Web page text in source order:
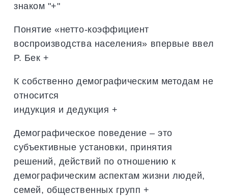
знаком "+"
Понятие «нетто-коэффициент
воспроизводства населения» впервые ввел
Р. Бек +
К собственно демографическим методам не
относится
индукция и дедукция +
Демографическое поведение – это
субъективные установки, принятия
решений, действий по отношению к
демографическим аспектам жизни людей,
семей, общественных групп +